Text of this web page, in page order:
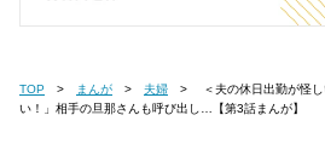
TOP まんが 夫婦
い！」相手の旦那さんも呼び出し…【第3話まんが】